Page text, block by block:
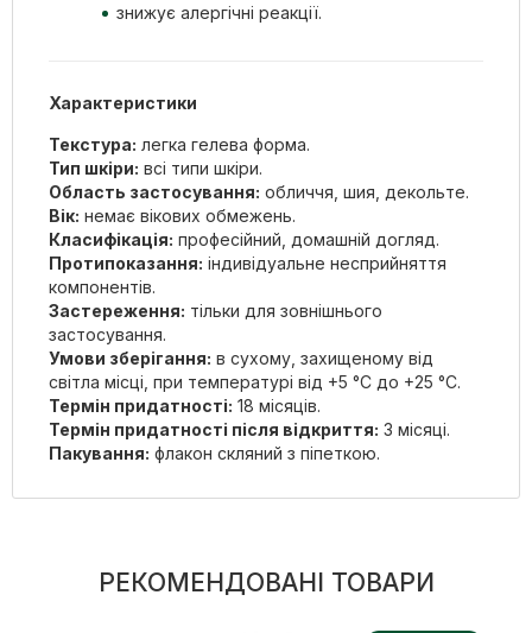
знижує алергічні реакції.
Характеристики
Текстура: легка гелева форма.
Тип шкіри: всі типи шкіри.
Область застосування: обличчя, шия, декольте.
Вік: немає вікових обмежень.
Класифікація: професійний, домашній догляд.
Протипоказання: індивідуальне несприйняття
компонентів.
Застереження: тільки для зовнішнього
застосування.
Умови зберігання: в сухому, захищеному від
світла місці, при температурі від +5 °С до +25 °С.
Термін придатності: 18 місяців.
Термін придатності після відкриття: 3 місяці.
Пакування: флакон скляний з піпеткою.
РЕКОМЕНДОВАНІ ТОВАРИ